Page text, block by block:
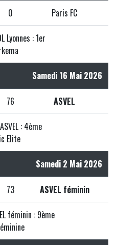
0 Paris FC
Lyonnes : 1er
Samedi 16 Mai 2026
76 ASVEL
: 4ème
Elite
Samedi 2 Mai 2026
73 ASVEL féminin
féminin : 9ème